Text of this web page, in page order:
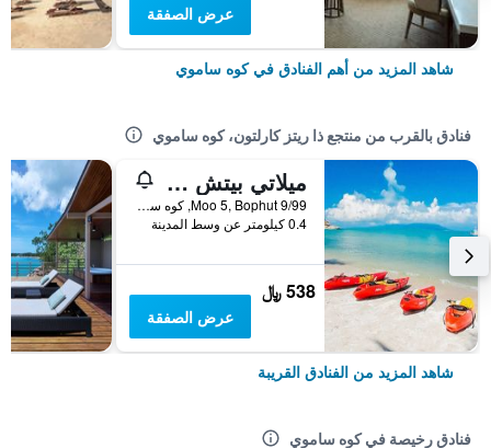
عرض الصفقة
شاهد المزيد من أهم الفنادق في كوه ساموي
فنادق بالقرب من منتجع ذا ريتز كارلتون، كوه ساموي
ميلاتي بيتش ريزورت آند سبا
9/99 Moo 5, Bophut, كوه ساموي, تايلاند
0.4 كيلومتر عن وسط المدينة
538 ﷼
عرض الصفقة
شاهد المزيد من الفنادق القريبة
فنادق رخيصة في كوه ساموي